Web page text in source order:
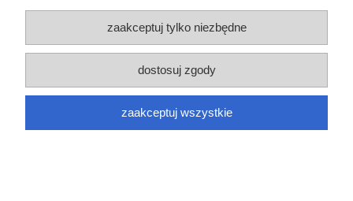
Meble szkolne
Pomoce dydaktyczne
Płatności i dostawa
Moje konto
zaakceptuj tylko niezbędne
dostosuj zgody
zaakceptuj wszystkie